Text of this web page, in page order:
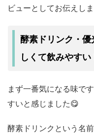
ビューとしてお伝えしま
酵素ドリンク・
しくて飲みやすい
まず一番気になる味で
すいと感じました😋
酵素ドリンクという名